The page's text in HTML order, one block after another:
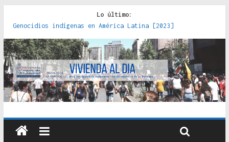
Lo último:
Genocidios indígenas en América Latina [2023]
Estudios sobre la espacialización de los Estados :
políticas, prácticas y representaciones [2022]
Donde el pedernal choca con el acero : hacia una teoría
crítica de las fronteras latinoamericanas [2020]
Criterios técnicos para una vivienda adecuada [2019]
Red de consultorios de la Caja del Seguro Obrero en
Santiago : un patrimonio emblemático [2014]